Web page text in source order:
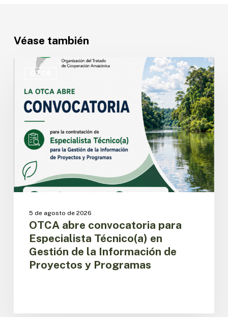
Véase también
OTCA
para
Especialista
Gestión
Información
de
Programas
5 de agosto de 2026
OTCA abre convocatoria para
Especialista Técnico(a) en
Gestión de la Información de
Proyectos y Programas